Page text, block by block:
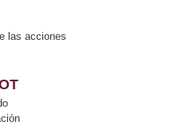
las acciones